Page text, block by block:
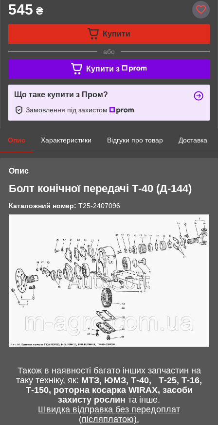
545 ₴
Купити
або
Купити з
Що таке купити з Пром?
Замовлення під захистом
Опис Характеристики Відгуки про товар Доставка
Опис
Болт конічної передачі Т-40 (Д-144)
Каталожний номер: Т25-2407096
Також в наявності багато інших запчастин на
таку техніку, як: МТЗ, ЮМЗ, Т-40,
Т-25, Т-16,
Т-150, роторна косарка WIRAX, засоби
захисту рослин та інше.
Швидка відправка без передоплат
(післяплатою).